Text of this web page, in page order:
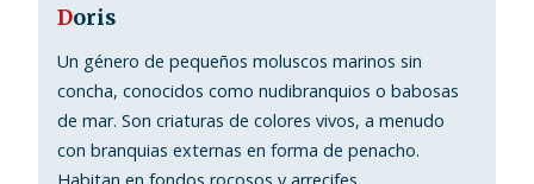
Doris
Un género de pequeños moluscos marinos sin
concha, conocidos como nudibranquios o babosas
de mar. Son criaturas de colores vivos, a menudo
con branquias externas en forma de penacho.